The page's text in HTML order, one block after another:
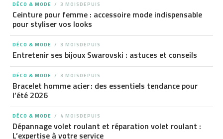
DÉCO & MODE 3 MOISDEPUIS
Ceinture pour femme : accessoire mode indispensable
pour styliser vos looks
DÉCO & MODE 3 MOISDEPUIS
Entretenir ses bijoux Swarovski : astuces et conseils
DÉCO & MODE 3 MOISDEPUIS
Bracelet homme acier : des essentiels tendance pour
l’été 2026
DÉCO & MODE 4 MOISDEPUIS
Dépannage volet roulant et réparation volet roulant :
L’expertise à votre service